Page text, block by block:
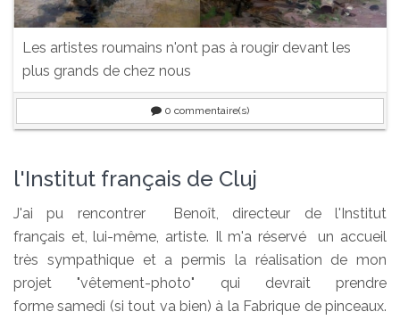
Les artistes roumains n'ont pas à rougir devant les
plus grands de chez nous
0 commentaire(s)
l'Institut français de Cluj
J'ai pu rencontrer Benoît, directeur de l'Institut
français et, lui-même, artiste. Il m'a réservé un accueil
très sympathique et a permis la réalisation de mon
projet "vêtement-photo" qui devrait prendre
forme samedi (si tout va bien) à la Fabrique de pinceaux.